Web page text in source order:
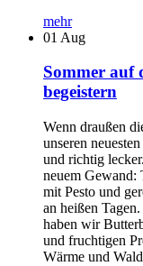
mehr
01 Aug
Sommer auf
begeistern
Wenn draußen
unseren
und richtig
neuem Gewand:
mit Pesto und
an heißen
haben wir
und fruchtigen
Wärme und